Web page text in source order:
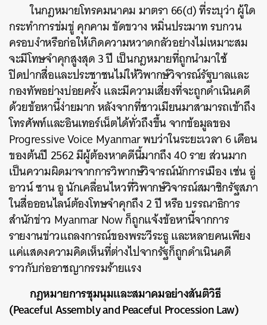
ในกฎหมายโทรคมนาคม มาตรา 66(d) ที่ระบุว่า ผู้ใด
กระทำการข่มขู่ คุกคาม ขัดขวาง หมิ่นประมาท รบกวน
ครอบงำหรือก่อให้เกิดความหวาดกลัวอย่างไม่เหมาะสม
จะมีโทษจำคุกสูงสุด 3 ปี เป็นกฎหมายที่ถูกนำมาใช้
ปิดปากสื่อและประชาชนไม่ให้วิพากษ์วิจารณ์รัฐบาลและ
กองทัพอย่างบ่อยครั้ง และมีความเสี่ยงที่จะถูกดำเนินคดี
ด้วยข้อหานี้ง่ายมาก หลังจากที่ชาวเมียนมาสามารถเข้าถึง
โทรศัพท์และอินเทอร์เน็ตได้ทั่วถึงขึ้น จากข้อมูลของ
Progressive Voice Myanmar พบว่าในระยะเวลา 6 เดือน
ของต้นปี 2562 มีผู้ต้องหาคดีนี้มากถึง 40 ราย ส่วนมาก
เป็นความผิดมาจากการวิพากษ์วิจารณ์นักการเมือง เช่น อู่
อาวน์ ซาน อู นักเคลื่อนไหวที่วิพากษ์วิจารณ์สมาชิกรัฐสภา
ในสื่อออนไลน์ต้องโทษจำคุกถึง 2 ปี หรือ บรรณาธิการ
สำนักข่าว Myanmar Now ก็ถูกแจ้งข้อหานี้จากการ
รายงานข่าวแถลงการณ์ของพระวีระธู และหลายคนเพียง
แค่แสดงความคิดเห็นที่ต่างไปจากรัฐก็ถูกดำเนินคดี
ราวกับก่ออาชญากรรมร้ายแรง
กฎหมายการชุมนุมและสมาคมอย่างสันติวิธี
(Peaceful Assembly and Peaceful Procession Law)